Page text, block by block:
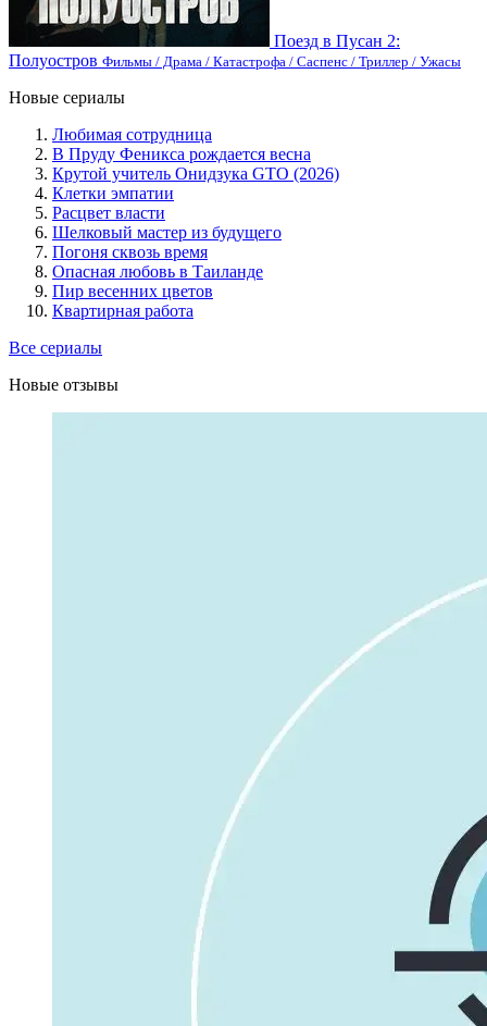
Поезд в Пусан 2:
Полуостров Фильмы / Драма / Катастрофа / Саспенс / Триллер / Ужасы
Новые сериалы
Любимая сотрудница
В Пруду Феникса рождается весна
Крутой учитель Онидзука GTO (2026)
Клетки эмпатии
Расцвет власти
Шелковый мастер из будущего
Погоня сквозь время
Опасная любовь в Таиланде
Пир весенних цветов
Квартирная работа
Все сериалы
Новые отзывы